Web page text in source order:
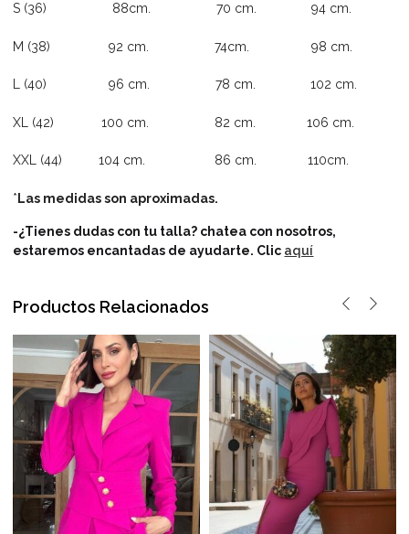
S (36) 88cm. 70 cm. 94 cm.
M (38) 92 cm. 74cm. 98 cm.
L (40) 96 cm. 78 cm. 102 cm.
XL (42) 100 cm. 82 cm. 106 cm.
XXL (44) 104 cm. 86 cm. 110cm.
* Las medidas son aproximadas.
-¿Tienes dudas con tu talla? chatea con nosotros,
estaremos encantadas de ayudarte. Clic aquí
Productos Relacionados